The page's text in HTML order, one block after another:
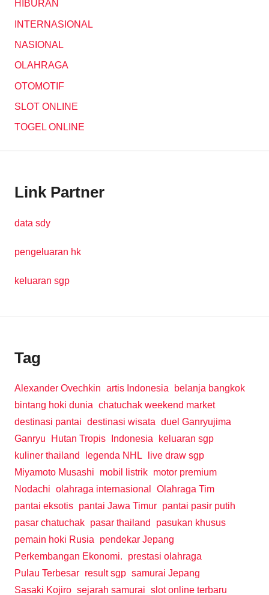
HIBURAN
INTERNASIONAL
NASIONAL
OLAHRAGA
OTOMOTIF
SLOT ONLINE
TOGEL ONLINE
Link Partner
data sdy
pengeluaran hk
keluaran sgp
Tag
Alexander Ovechkin artis Indonesia
belanja bangkok
bintang hoki dunia chatuchak weekend market
destinasi pantai destinasi wisata duel Ganryujima
Ganryu
Hutan Tropis Indonesia
keluaran sgp
kuliner thailand
legenda NHL
live draw sgp
Miyamoto Musashi
mobil listrik motor premium
Nodachi olahraga internasional
Olahraga Tim
pantai eksotis pantai Jawa Timur pantai pasir putih
pasar chatuchak pasar thailand
pasukan khusus
pemain hoki Rusia pendekar Jepang
Perkembangan Ekonomi.
prestasi olahraga
Pulau Terbesar result sgp samurai Jepang
Sasaki Kojiro sejarah samurai slot online terbaru